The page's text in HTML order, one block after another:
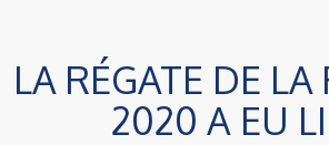
LA RÉGATE DE LA
2020 A EU